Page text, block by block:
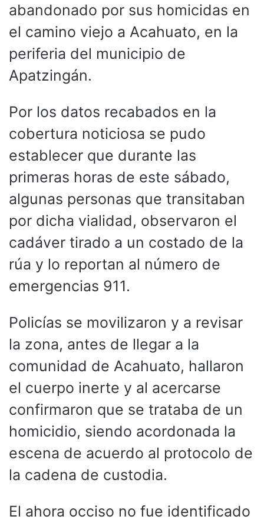
abandonado por sus homicidas en
el camino viejo a Acahuato, en la
periferia del municipio de
Apatzingán.
Por los datos recabados en la
cobertura noticiosa se pudo
establecer que durante las
primeras horas de este sábado,
algunas personas que transitaban
por dicha vialidad, observaron el
cadáver tirado a un costado de la
rúa y lo reportan al número de
emergencias 911.
Policías se movilizaron y a revisar
la zona, antes de llegar a la
comunidad de Acahuato, hallaron
el cuerpo inerte y al acercarse
confirmaron que se trataba de un
homicidio, siendo acordonada la
escena de acuerdo al protocolo de
la cadena de custodia.
El ahora occiso no fue identificado